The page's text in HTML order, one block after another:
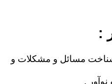
:
شناخت مسائل و مشکلات و